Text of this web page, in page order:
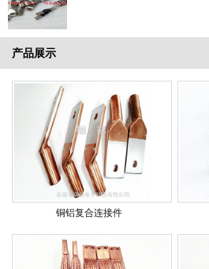
产品展示
铜铝复合连接件